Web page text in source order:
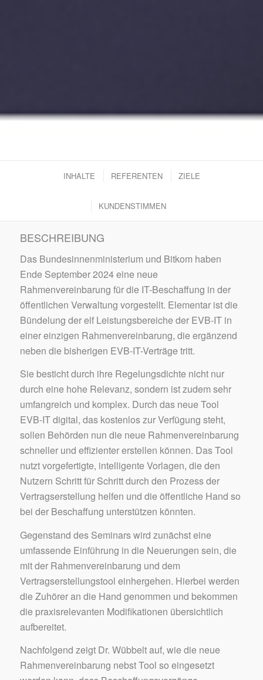
INHALTE REFERENTEN ZIELE
KUNDENSTIMMEN
BESCHREIBUNG
Das Bundesinnenministerium und Bitkom haben
Ende September 2024 eine neue
Rahmenvereinbarung für die IT-Beschaffung in der
öffentlichen Verwaltung vorgestellt. Elementar ist die
Bündelung der elf Leistungsbereiche der EVB-IT in
einer einzigen Rahmenvereinbarung, die ergänzend
neben die bisherigen EVB-IT-Verträge tritt.
Sie besticht durch ihre Regelungsdichte nicht nur
durch eine hohe Relevanz, sondern ist zudem sehr
umfangreich und komplex. Durch das neue Tool
EVB-IT digital, das kostenlos zur Verfügung steht,
sollen Behörden nun die neue Rahmenvereinbarung
schneller und effizienter erstellen können. Das Tool
nutzt vorgefertigte, intelligente Vorlagen, die den
Nutzern Schritt für Schritt durch den Prozess der
Vertragserstellung helfen und die öffentliche Hand so
bei der Beschaffung unterstützen könnten.
Gegenstand des Seminars wird zunächst eine
umfassende Einführung in die Neuerungen sein, die
mit der Rahmenvereinbarung und dem
Vertragserstellungstool einhergehen. Hierbei werden
die Zuhörer an die Hand genommen und bekommen
die praxisrelevanten Modifikationen übersichtlich
aufbereitet.
Nachfolgend zeigt Dr. Wübbelt auf, wie die neue
Rahmenvereinbarung nebst Tool so eingesetzt